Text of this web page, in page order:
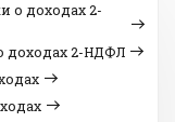
о доходах 2-
доходах 2-НДФЛ